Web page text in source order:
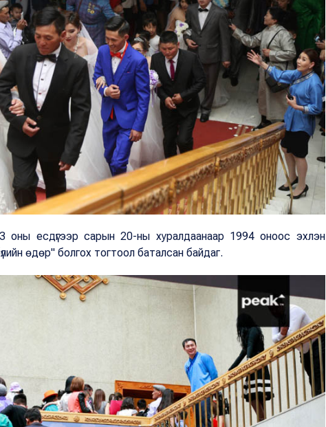
оны есдүгээр сарын 20-ны хуралдаанаар 1994 оноос эхлэн
өдөр" болгох тогтоол баталсан байдаг.